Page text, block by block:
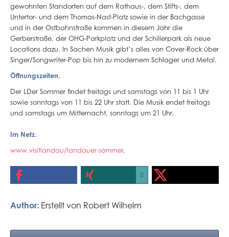
gewohnten Standorten auf dem Rathaus-, dem Stifts-, dem
Untertor- und dem Thomas-Nast-Platz sowie in der Bachgasse
und in der Ostbahnstraße kommen in diesem Jahr die
Gerberstraße, der OHG-Parkplatz und der Schillerpark als neue
Locations dazu. In Sachen Musik gibt’s alles von Cover-Rock über
Singer/Songwriter-Pop bis hin zu modernem Schlager und Metal.
Öffnungszeiten.
Der LDer Sommer findet freitags und samstags von 11 bis 1 Uhr
sowie sonntags von 11 bis 22 Uhr statt. Die Musik endet freitags
und samstags um Mitternacht, sonntags um 21 Uhr.
Im Netz.
www.visitlandau/landauer-sommer.
0
Author: Erstellt von Robert Wilhelm